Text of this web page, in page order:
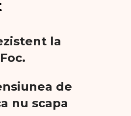
la
de
nu scapa